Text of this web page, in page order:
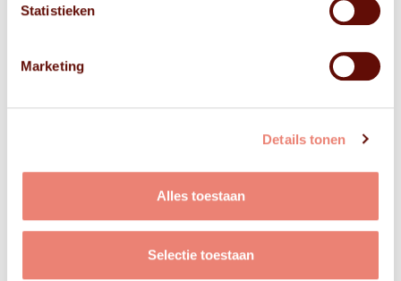
Statistieken
Marketing
Details tonen
Alles toestaan
Selectie toestaan